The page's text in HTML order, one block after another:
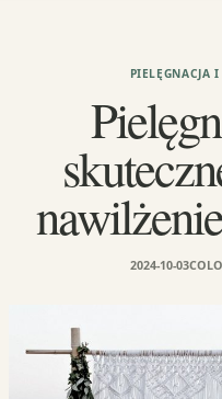
PIELĘGNACJA
2024-10-03